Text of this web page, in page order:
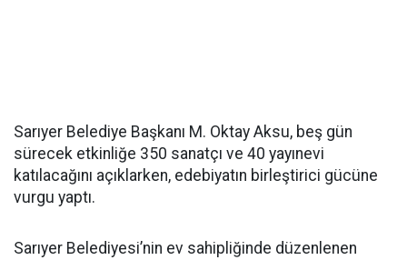
Sarıyer Belediye Başkanı M. Oktay Aksu, beş gün
sürecek etkinliğe 350 sanatçı ve 40 yayınevi
katılacağını açıklarken, edebiyatın birleştirici gücüne
vurgu yaptı.
Sarıyer Belediyesi’nin ev sahipliğinde düzenlenen